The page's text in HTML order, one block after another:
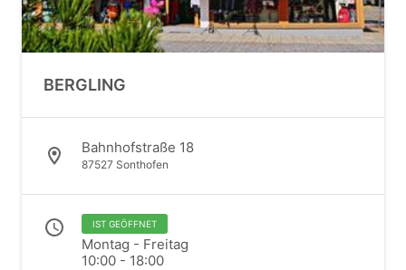
BERGLING
Bahnhofstraße 18
87527 Sonthofen
IST GEÖFFNET
Montag - Freitag
10:00 - 18:00